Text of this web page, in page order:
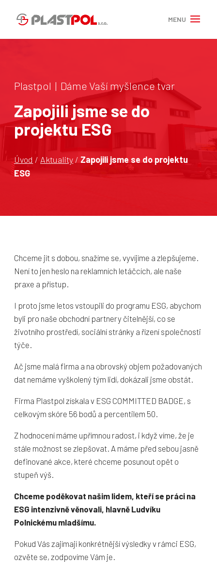
Plastpol | Dáme Vaší myšlence tvar
Zapojili jsme se do
projektu ESG
Úvod / Aktuality / Zapojili jsme se do projektu
ESG
Chceme jít s dobou, snažíme se, vyvíjíme a zlepšujeme.
Není to jen heslo na reklamních letáčcích, ale naše
praxe a přístup.
I proto jsme letos vstoupili do programu ESG, abychom
byli pro naše obchodní partnery čitelnější, co se
životního prostředí, sociální stránky a řízení společnosti
týče.
Ač jsme malá firma a na obrovský objem požadovaných
dat nemáme vyškolený tým lidí, dokázali jsme obstát.
Firma Plastpol získala v ESG COMMITTED BADGE, s
celkovým skóre 56 bodů a percentilem 50.
Z hodnocení máme upřímnou radost, i když víme, že je
stále možnost se zlepšovat. A máme před sebou jasně
definované akce, které chceme posunout opět o
stupeň výš.
Chceme poděkovat našim lidem, kteří se práci na
ESG intenzivně věnovali, hlavně Ludvíku
Polnickému mladšímu.
Pokud Vás zajímají konkrétnější výsledky v rámci ESG,
ozvěte se, zodpovíme Vám je.